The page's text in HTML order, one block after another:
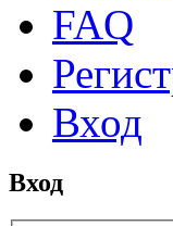
FAQ
Вход
Вход